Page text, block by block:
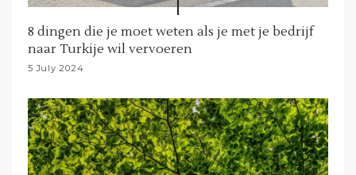
8 dingen die je moet weten als je met je bedrijf
naar Turkije wil vervoeren
5 July 2024